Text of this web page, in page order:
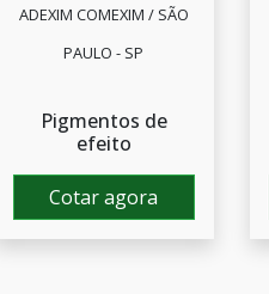
ADEXIM COMEXIM / SÃO
PAULO - SP
Pigmentos de
efeito
Cotar agora